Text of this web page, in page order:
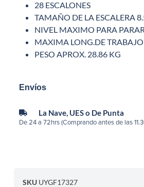
28 ESCALONES
TAMAÑO DE LA ESCALERA
NIVEL MAXIMO PARA
MAXIMA LONG.DE
PESO APROX. 28.86 KG
Envíos
La Nave, UES o De Punta
De 24 a 72hrs (Comprando antes de las
SKU UYGF17327